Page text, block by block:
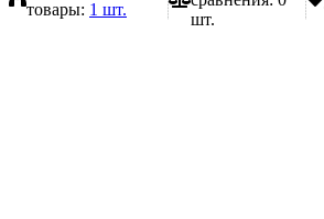
товары: 1 шт.
шт.